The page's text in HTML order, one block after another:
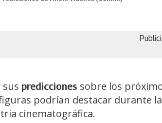
sus predicciones sobre los
podrían destacar durante
cinematográfica.